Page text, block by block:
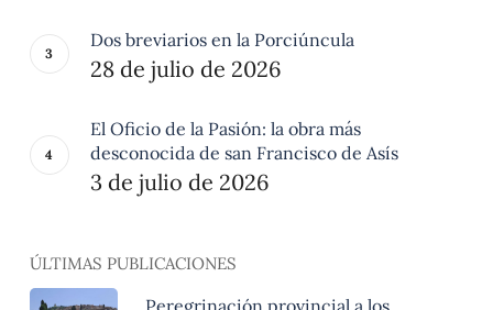
Dos breviarios en la Porciúncula
28 de julio de 2026
El Oficio de la Pasión: la obra más
desconocida de san Francisco de Asís
3 de julio de 2026
ÚLTIMAS PUBLICACIONES
Peregrinación provincial a los